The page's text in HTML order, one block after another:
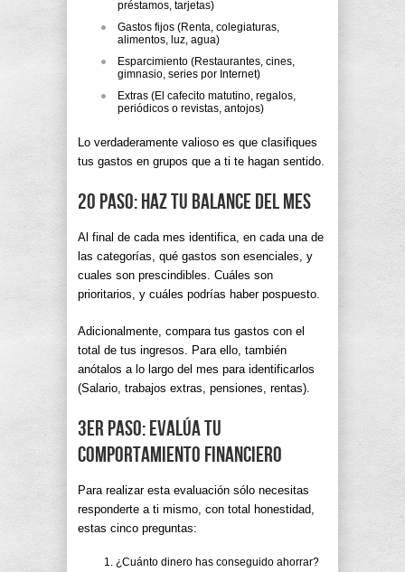
préstamos, tarjetas)
Gastos fijos (Renta, colegiaturas,
alimentos, luz, agua)
Esparcimiento (Restaurantes, cines,
gimnasio, series por Internet)
Extras (El cafecito matutino, regalos,
periódicos o revistas, antojos)
Lo verdaderamente valioso es que clasifiques
tus gastos en grupos que a ti te hagan sentido.
2o paso: Haz tu balance del mes
Al final de cada mes identifica, en cada una de
las categorías, qué gastos son esenciales, y
cuales son prescindibles. Cuáles son
prioritarios, y cuáles podrías haber pospuesto.
Adicionalmente, compara tus gastos con el
total de tus ingresos. Para ello, también
anótalos a lo largo del mes para identificarlos
(Salario, trabajos extras, pensiones, rentas).
3er paso: Evalúa tu
comportamiento financiero
Para realizar esta evaluación sólo necesitas
responderte a ti mismo, con total honestidad,
estas cinco preguntas:
¿Cuánto dinero has conseguido ahorrar?